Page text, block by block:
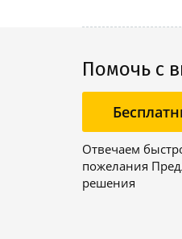
Помочь с
Отвечаем
пожелания
решения